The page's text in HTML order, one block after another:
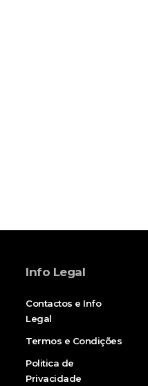
Info Legal
Contactos e Info
Legal
Termos e Condições
Politica de
Privacidade